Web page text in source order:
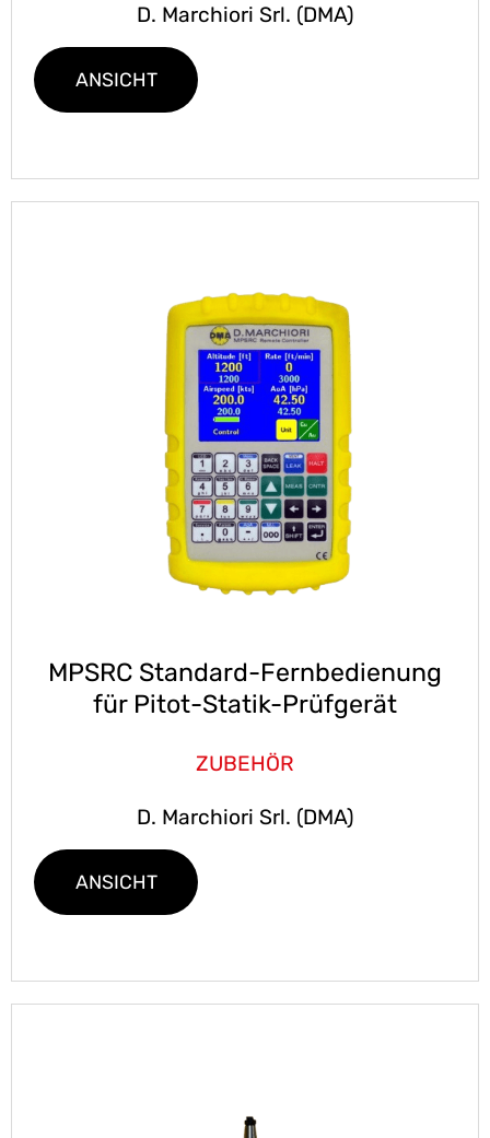
D. Marchiori Srl. (DMA)
ANSICHT
MPSRC Standard-Fernbedienung
für Pitot-Statik-Prüfgerät
ZUBEHÖR
D. Marchiori Srl. (DMA)
ANSICHT